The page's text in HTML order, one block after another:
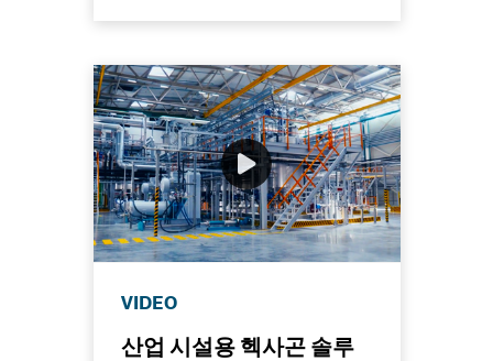
VIDEO
산업 시설용 헥사곤 솔루